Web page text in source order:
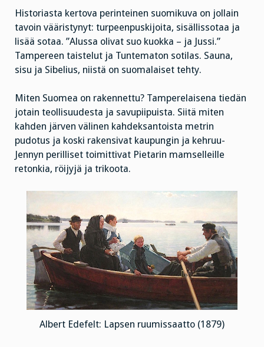
Historiasta kertova perinteinen suomikuva on jollain
tavoin vääristynyt: turpeenpuskijoita, sisällissotaa ja
lisää sotaa. ”Alussa olivat suo kuokka – ja Jussi.”
Tampereen taistelut ja Tuntematon sotilas. Sauna,
sisu ja Sibelius, niistä on suomalaiset tehty.
Miten Suomea on rakennettu? Tamperelaisena tiedän
jotain teollisuudesta ja savupiipuista. Siitä miten
kahden järven välinen kahdeksantoista metrin
pudotus ja koski rakensivat kaupungin ja kehruu-
Jennyn perilliset toimittivat Pietarin mamselleille
retonkia, röijyjä ja trikoota.
Albert Edefelt: Lapsen ruumissaatto (1879)